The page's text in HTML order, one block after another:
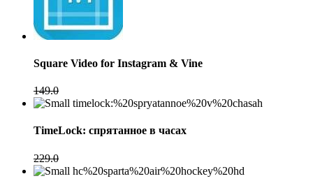
Square Video for Instagram & Vine
149.0
TimeLock: спрятанное в часах
229.0